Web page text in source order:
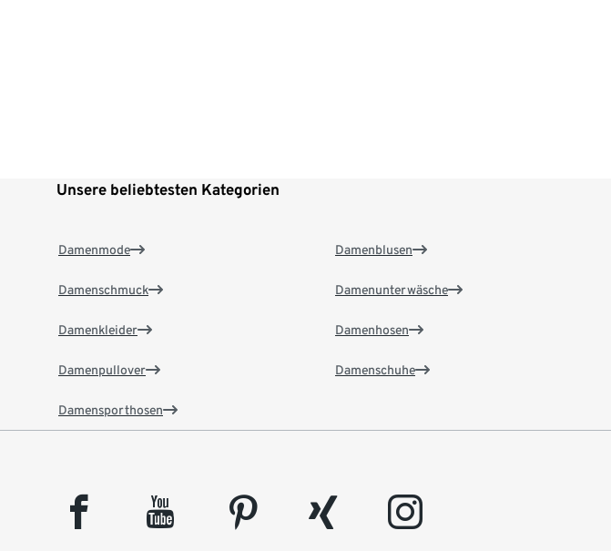
Unsere beliebtesten Kategorien
Damenmode
Damenschmuck
Damenkleider
Damenpullover
Damensporthosen
Damenblusen
Damenunterwäsche
Damenhosen
Damenschuhe
facebook youtube pinterest xing instagram